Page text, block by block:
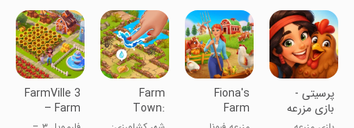
کشاورزی
کشاورزی آفلاین
‏‏‏‏‏‏‏پرسیتی -
بازی مزرعه
داری و
Fiona's
Farm
Farm
Town:
Merge Cozy
FarmVille 3
– Farm
Animals